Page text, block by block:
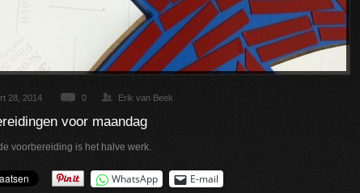
28, 2014 0 Erik van Beek
voor maandag
voorbereiding is het halve werk.
WhatsApp E-mail